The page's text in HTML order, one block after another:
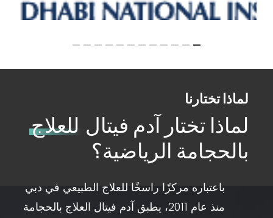
لماذا تختارنا
لماذا تختار آدم فيتال للعلاج
بالحجامة الرياضية؟
باعتباره مركزًا راسخًا للعلاج الطبيعي في دبي
منذ عام 2011، يطبق آدم فيتال العلاج بالحجامة